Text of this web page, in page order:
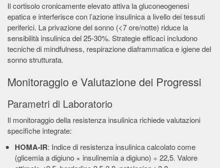
Il cortisolo cronicamente elevato attiva la gluconeogenesi
epatica e interferisce con l’azione insulinica a livello dei tessuti
periferici. La privazione del sonno (<7 ore/notte) riduce la
sensibilità insulinica del 25-30%. Strategie efficaci includono
tecniche di mindfulness, respirazione diaframmatica e igiene del
sonno strutturata.
Monitoraggio e Valutazione dei Progressi
Parametri di Laboratorio
Il monitoraggio della resistenza insulinica richiede valutazioni
specifiche integrate:
HOMA-IR: Indice di resistenza insulinica calcolato come
(glicemia a digiuno × insulinemia a digiuno) ÷ 22,5. Valore